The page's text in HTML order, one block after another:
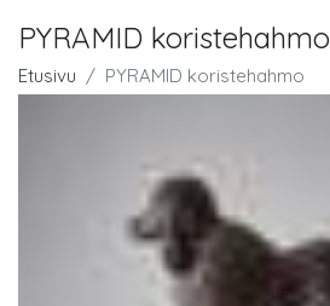
PYRAMID koristehahmo
Etusivu PYRAMID koristehahmo